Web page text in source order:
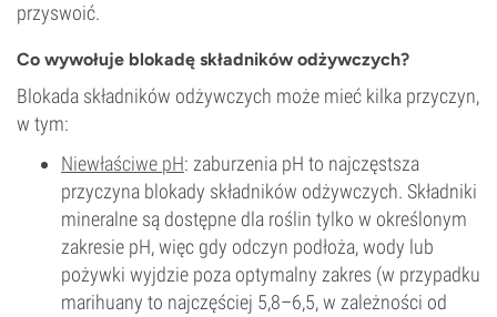
przyswoić.
Co wywołuje blokadę składników odżywczych?
Blokada składników odżywczych może mieć kilka przyczyn,
w tym:
Niewłaściwe pH: zaburzenia pH to najczęstsza
przyczyna blokady składników odżywczych. Składniki
mineralne są dostępne dla roślin tylko w określonym
zakresie pH, więc gdy odczyn podłoża, wody lub
pożywki wyjdzie poza optymalny zakres (w przypadku
marihuany to najczęściej 5,8–6,5, w zależności od